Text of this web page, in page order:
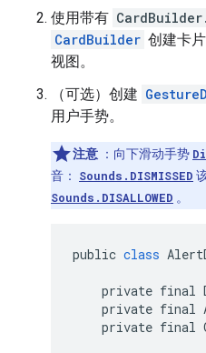
使用带有
CardBuilder 创建卡
视图。
（可选）创建
用户手势。
注意 ：向下滑动手势
音： Sounds.DISMISSED
Sounds.DISALLOWED 。
public class
private final
private final
private final